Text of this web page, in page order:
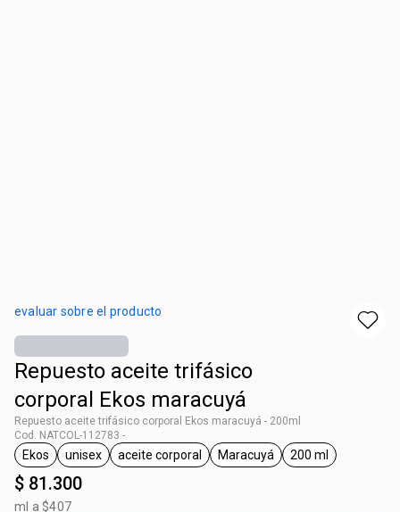
evaluar sobre el producto
Repuesto aceite trifásico
corporal Ekos maracuyá
Repuesto aceite trifásico corporal Ekos maracuyá - 200ml
Cod. NATCOL-112783 -
general.tag Ekos
Ekos
general.tag unisex
unisex
general.tag aceite corporal
aceite corporal
general.tag Maracuyá
Maracuyá
general.tag 200
200 ml
$ 81.300
ml a $407